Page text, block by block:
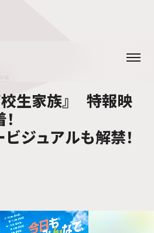
校生家族』 特報映
ジュアルも解禁！